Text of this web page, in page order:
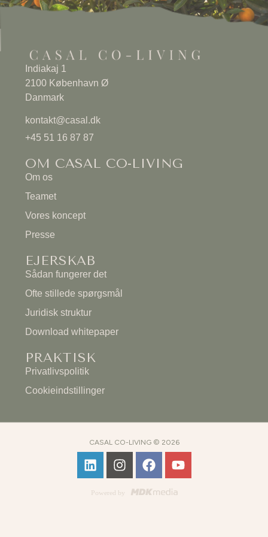
Indiakaj 1
2100 København Ø
Danmark
kontakt@casal.dk
+45 51 16 87 87
OM CASAL CO-LIVING
Om os
Teamet
Vores koncept
Presse
EJERSKAB
Sådan fungerer det
Ofte stillede spørgsmål
Juridisk struktur
Download whitepaper
PRAKTISK
Privatlivspolitik
Cookieindstillinger
CASAL CO-LIVING © 2026